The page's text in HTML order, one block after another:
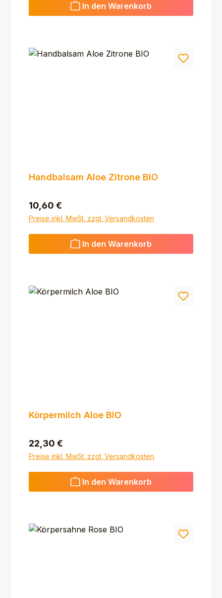
In den Warenkorb
Handbalsam Aloe Zitrone BIO
Regulärer Preis:
10,60 €
Preise inkl. MwSt. zzgl. Versandkosten
In den Warenkorb
Körpermilch Aloe BIO
Regulärer Preis:
22,30 €
Preise inkl. MwSt. zzgl. Versandkosten
In den Warenkorb